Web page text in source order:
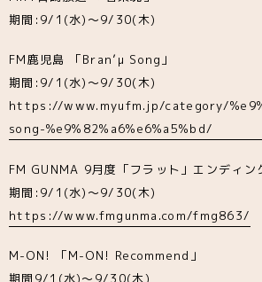
期間:9/1(水)～9/30(木)
FM鹿児島 「Bran’μ Song」
期間:9/1(水)～9/30(木)
https://www.myufm.jp/category/
song-%e9%82%a6%e6%a5%bd/
FM GUNMA 9月度「フラット」エンディン
期間:9/1(水)～9/30(木)
https://www.fmgunma.com/fmg863/
M-ON! 「M-ON! Recommend」
期間9/1(水)～9/30(木)